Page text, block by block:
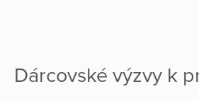
Dárcovské výzvy k